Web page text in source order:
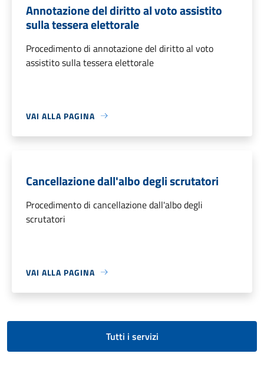
Annotazione del diritto al voto assistito
sulla tessera elettorale
Procedimento di annotazione del diritto al voto
assistito sulla tessera elettorale
VAI ALLA PAGINA
Cancellazione dall'albo degli scrutatori
Procedimento di cancellazione dall'albo degli
scrutatori
VAI ALLA PAGINA
Tutti i servizi